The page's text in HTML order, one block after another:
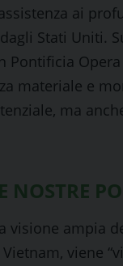
ai
Stati Uniti.
Pontificia
materiale e
ma
visione ampia
viene